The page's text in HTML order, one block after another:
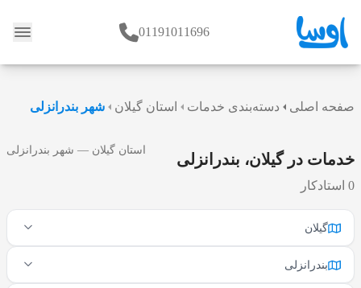
وبلاگ 01191011696
صفحه اصلی دسته‌بندی خدمات استان گیلان شهر بندرانزلی
خدمات در گیلان، بندرانزلی
0 استادکار
استان گیلان — شهر بندرانزلی
گیلان
بندرانزلی